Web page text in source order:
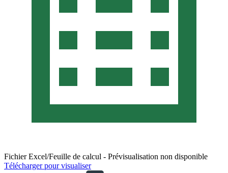
Fichier Excel/Feuille de calcul - Prévisualisation non disponible
Télécharger pour visualiser